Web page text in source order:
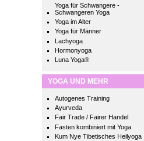
Yoga für Schwangere -
Schwangeren Yoga
Yoga im Alter
Yoga für Männer
Lachyoga
Hormonyoga
Luna Yoga®
YOGA UND MEHR
Autogenes Training
Ayurveda
Fair Trade / Fairer Handel
Fasten kombiniert mit Yoga
Kum Nye Tibetisches Heilyoga